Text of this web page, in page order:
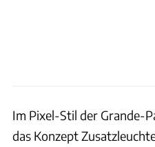
Im Pixel-Stil der Grande-
das Konzept